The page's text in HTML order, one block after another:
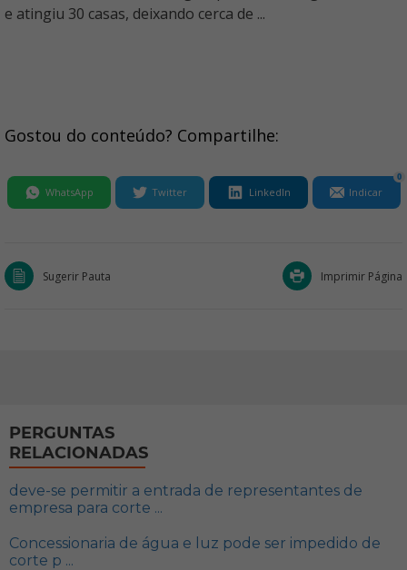
e atingiu 30 casas, deixando cerca de ...
Gostou do conteúdo? Compartilhe:
WhatsApp Twitter LinkedIn Indicar
0
Sugerir Pauta Imprimir Página
PERGUNTAS
RELACIONADAS
deve-se permitir a entrada de representantes de
empresa para corte ...
Concessionaria de água e luz pode ser impedido de
corte p ...